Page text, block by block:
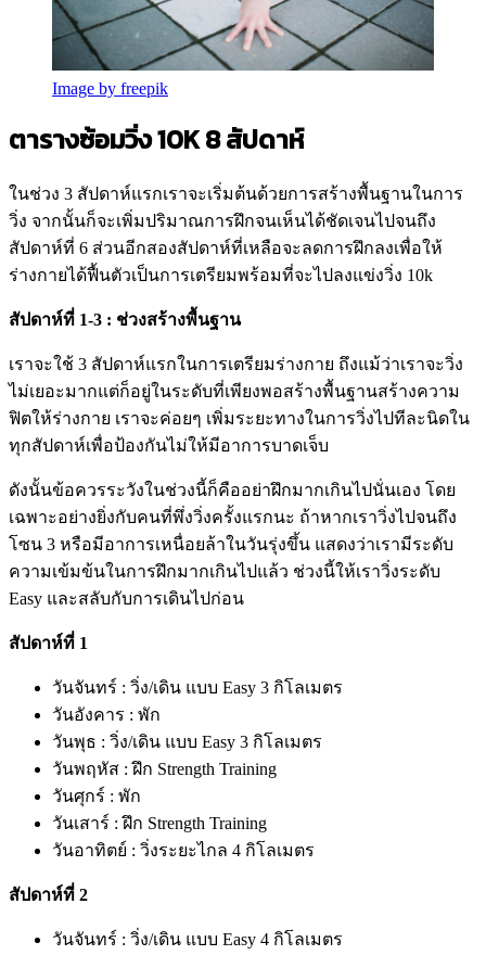
Image by freepik
ตารางซ้อมวิ่ง 10K 8 สัปดาห์
ในช่วง 3 สัปดาห์แรกเราจะเริ่มต้นด้วยการสร้างพื้นฐานในการ
วิ่ง จากนั้นก็จะเพิ่มปริมาณการฝึกจนเห็นได้ชัดเจนไปจนถึง
สัปดาห์ที่ 6 ส่วนอีกสองสัปดาห์ที่เหลือจะลดการฝึกลงเพื่อให้
ร่างกายได้ฟื้นตัวเป็นการเตรียมพร้อมที่จะไปลงแข่งวิ่ง 10k
สัปดาห์ที่ 1-3 : ช่วงสร้างพื้นฐาน
เราจะใช้ 3 สัปดาห์แรกในการเตรียมร่างกาย ถึงแม้ว่าเราจะวิ่ง
ไม่เยอะมากแต่ก็อยู่ในระดับที่เพียงพอสร้างพื้นฐานสร้างความ
ฟิตให้ร่างกาย เราจะค่อยๆ เพิ่มระยะทางในการวิ่งไปทีละนิดใน
ทุกสัปดาห์เพื่อป้องกันไม่ให้มีอาการบาดเจ็บ
ดังนั้นข้อควรระวังในช่วงนี้ก็คืออย่าฝึกมากเกินไปนั่นเอง โดย
เฉพาะอย่างยิ่งกับคนที่พึ่งวิ่งครั้งแรกนะ ถ้าหากเราวิ่งไปจนถึง
โซน 3 หรือมีอาการเหนื่อยล้าในวันรุ่งขึ้น แสดงว่าเรามีระดับ
ความเข้มข้นในการฝึกมากเกินไปแล้ว ช่วงนี้ให้เราวิ่งระดับ
Easy และสลับกับการเดินไปก่อน
สัปดาห์ที่ 1
วันจันทร์ : วิ่ง/เดิน แบบ Easy 3 กิโลเมตร
วันอังคาร : พัก
วันพุธ : วิ่ง/เดิน แบบ Easy 3 กิโลเมตร
วันพฤหัส : ฝึก Strength Training
วันศุกร์ : พัก
วันเสาร์ : ฝึก Strength Training
วันอาทิตย์ : วิ่งระยะไกล 4 กิโลเมตร
สัปดาห์ที่ 2
วันจันทร์ : วิ่ง/เดิน แบบ Easy 4 กิโลเมตร